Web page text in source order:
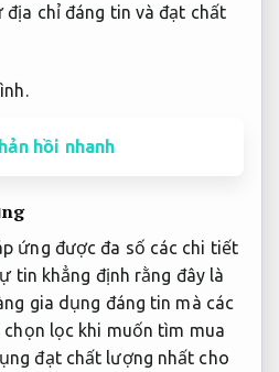
chỉ đáng tin và đạt chất
hồi nhanh
ứng được đa số các chi tiết
tin khẳng định rằng đây là
gia dụng đáng tin mà các
lọc khi muốn tìm mua
đạt chất lượng nhất cho